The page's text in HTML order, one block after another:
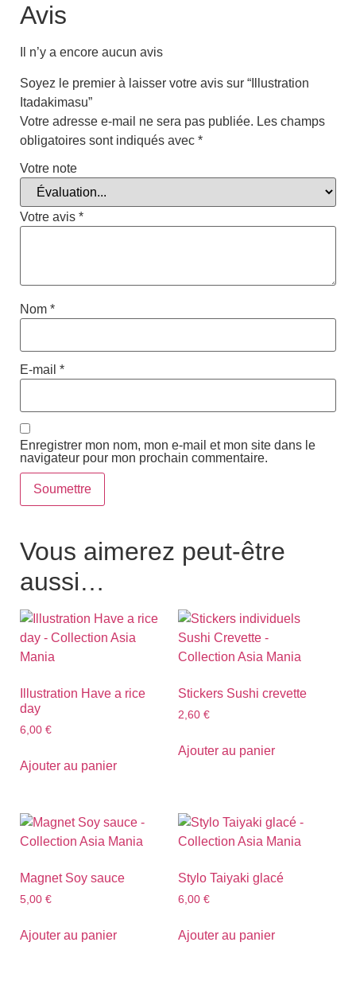
Avis
Il n’y a encore aucun avis
Soyez le premier à laisser votre avis sur “Illustration
Itadakimasu”
Votre adresse e-mail ne sera pas publiée. Les champs
obligatoires sont indiqués avec *
Votre note
Votre avis *
Nom *
E-mail *
Enregistrer mon nom, mon e-mail et mon site dans le
navigateur pour mon prochain commentaire.
Vous aimerez peut-être
aussi…
Illustration Have a rice
day
6,00 €
Ajouter au panier
Stickers Sushi crevette
2,60 €
Ajouter au panier
Magnet Soy sauce
5,00 €
Ajouter au panier
Stylo Taiyaki glacé
6,00 €
Ajouter au panier